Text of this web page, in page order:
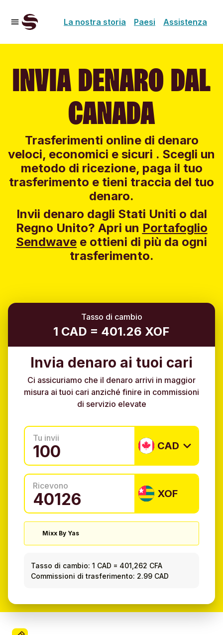
La nostra storia Paesi Assistenza
INVIA DENARO DAL
CANADA
Trasferimenti online di denaro
veloci, economici e sicuri . Scegli un
metodo di ricezione, paga il tuo
trasferimento e tieni traccia del tuo
denaro.
Invii denaro dagli Stati Uniti o dal
Regno Unito? Apri un Portafoglio
Sendwave e ottieni di più da ogni
trasferimento.
Tasso di cambio
1 CAD = 401.26 XOF
Invia denaro ai tuoi cari
Ci assicuriamo che il denaro arrivi in maggior
misura ai tuoi cari anziché finire in commissioni
di servizio elevate
Tu invii
CAD
Ricevono
XOF
Mixx By Yas
Tasso di cambio: 1 CAD = 401,262 CFA
Commissioni di trasferimento: 2.99 CAD